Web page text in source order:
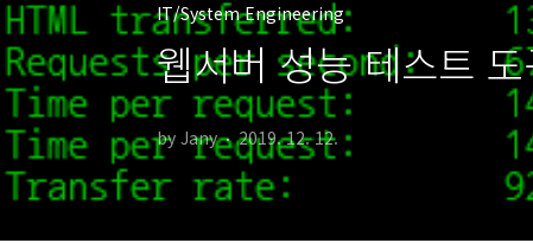
IT/System Engineering
웹서버 성능 테스트
by Jany 2019. 12. 12.